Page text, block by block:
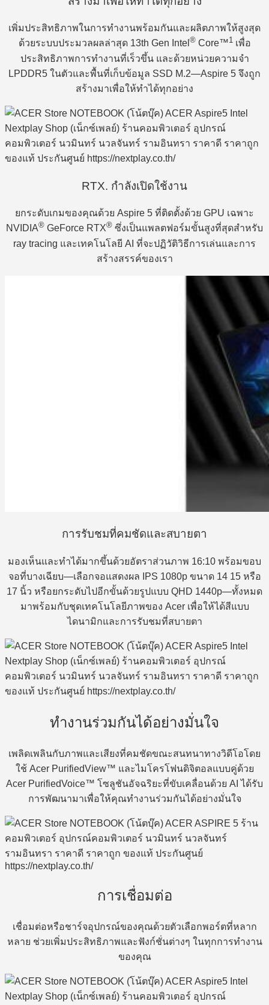
เพิ่มประสิทธิภาพในการทำงานพร้อมกันและผลิตภาพให้สูงสุด
ด้วยระบบประมวลผลล่าสุด 13th Gen Intel ®Core™1เพื่อ
ประสิทธิภาพการทำงานที่เร็วขึ้น และด้วยหน่วยความจำ
LPDDR5 ในตัวและพื้นที่เก็บข้อมูล SSD M.2—Aspire 5 จึงถูก
สร้างมาเพื่อให้ทำได้ทุกอย่าง
RTX. กำลังเปิดใช้งาน
ยกระดับเกมของคุณด้วย Aspire 5 ที่ติดตั้งด้วย GPU เฉพาะ
NVIDIA® GeForce RTX® ซึ่งเป็นแพลตฟอร์มขั้นสูงที่สุดสำหรับ
ray tracing และเทคโนโลยี AI ที่จะปฏิวัติวิธีการเล่นและการ
สร้างสรรค์ของเรา
การรับชมที่คมชัดและสบายตา
มองเห็นและทำได้มากขึ้นด้วยอัตราส่วนภาพ 16:10 พร้อมขอบ
จอที่บางเฉียบ—เลือกจอแสดงผล IPS 1080p ขนาด 14 15 หรือ
17 นิ้ว หรือยกระดับไปอีกขั้นด้วยรูปแบบ QHD 1440p—ทั้งหมด
มาพร้อมกับชุดเทคโนโลยีภาพของ Acer เพื่อให้ได้สีแบบ
ไดนามิกและการรับชมที่สบายตา
ทำงานร่วมกันได้อย่างมั่นใจ
เพลิดเพลินกับภาพและเสียงที่คมชัดขณะสนทนาทางวิดีโอโดย
ใช้ Acer PurifiedView™ และไมโครโฟนดิจิตอลแบบคู่ด้วย
Acer PurifiedVoice™ โซลูชันอัจฉริยะที่ขับเคลื่อนด้วย AI ได้รับ
การพัฒนามาเพื่อให้คุณทำงานร่วมกันได้อย่างมั่นใจ
การเชื่อมต่อ
เชื่อมต่อหรือชาร์จอุปกรณ์ของคุณด้วยตัวเลือกพอร์ตที่หลาก
หลาย ช่วยเพิ่มประสิทธิภาพและฟังก์ชั่นต่างๆ ในทุกการทำงาน
ของคุณ